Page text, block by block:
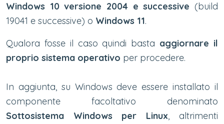
Windows 10 versione 2004 e successive (build
19041 e successive) o Windows 11.
Qualora fosse il caso quindi basta aggiornare il
proprio sistema operativo per procedere.
In aggiunta, su Windows deve essere installato il
componente facoltativo denominato
Sottosistema Windows per Linux, altrimenti